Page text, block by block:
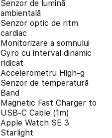
Senzor de lumină
ambientală
Senzor optic de ritm
cardiac
Monitorizare a somnului
Gyro cu interval dinamic
ridicat
Accelerometru High-g
Senzor de temperatură
Band
Magnetic Fast Charger to
USB‑C Cable (1m)
Apple Watch SE 3
Starlight